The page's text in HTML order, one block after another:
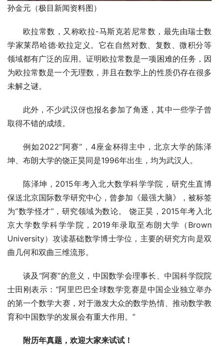
孙金元（极目新闻资料图）
欧拉常数，又称欧拉-马斯克若尼常数，最先由瑞士数
学家莱昂哈德·欧拉定义。它在自然对数、复数、微积分等
领域都有广泛的应用。证明欧拉常数是一项困难的任务，因
为欧拉常数是一个无理数，并且在数学上的性质仍存在很多
未解之谜。
此外，不少武汉伢也报名参加了角逐，其中一些学子曾
取得不错的成绩。
例如2022“阿赛”，4座金杯得主中，北京大学的陈泽
坤、布朗大学的饶正昊同是1996年出生，均为武汉人。
陈泽坤，2015年考入北大数学科学学院，研究生直博
保送北京国际数学研究中心，曾参加《最强大脑》，被标签
为“数学怪才”，研究领域为数论。 饶正昊，2015年考入北
京大学数学科学学院，2019年录取至布朗大学（Brown
University）攻读基础数学博士学位，主要的研究方向是双
曲几何和双曲三维流形。
谈及“阿赛”的意义，中国数学会理事长、中国科学院院
士田刚表示：“阿里巴巴全球数学竞赛是中国企业独立举办
的第一个数学大赛，对于激发大众的数学热情、推动数学教
育和中国数学的发展会有重大作用。”
附历年真题，欢迎大家来试试！